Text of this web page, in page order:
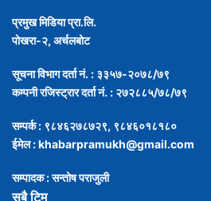
प्रमुख मिडिया प्रा.लि.
पोखरा-२, अर्चलबोट
सूचना विभाग दर्ता नं. : ३३५७-२०७८/७९
कम्पनी रजिस्ट्रार दर्ता नं. : २७२८८५/७८/७९
सम्पर्क : ९८४६२७८७२९, ९८४६०१८१८०
ईमेल :khabarpramukh@gmail.com
सम्पादक : सन्तोष पराजुली
सबै टिम